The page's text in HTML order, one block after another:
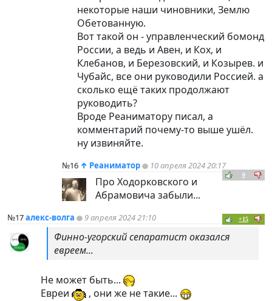
некоторые наши чиновники, Землю
Обетованную.
Вот такой он - управленческий бомонд
России, а ведь и Авен, и Кох, и
Клебанов, и Березовский, и Козырев. и
Чубайс, все они руководили Россией. а
сколько ещё таких продолжают
руководить?
Вроде Реаниматору писал, а
комментарий почему-то выше ушёл.
ну извиняйте.
№16 ↑ Реаниматор 10 апреля 2024 20:17
0
Про Ходорковского и
Абрамовича забыли...
№17алекс-волга 9 апреля 2024 21:10 +15
Финно-угорский сепаратист оказался
евреем...
Не может быть...
Евреи
, они же не такие...